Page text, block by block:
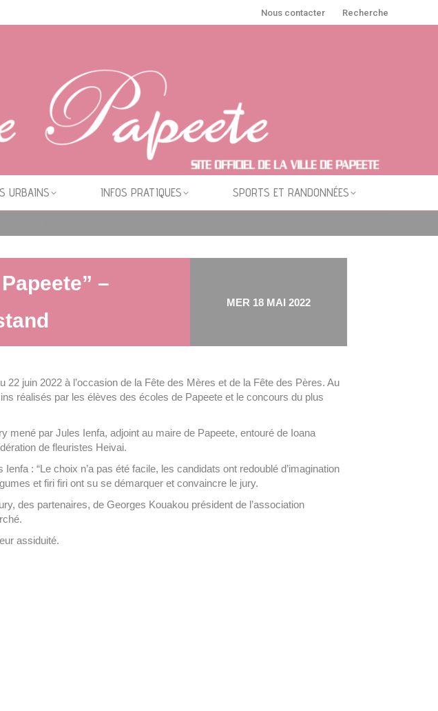
Nous contacter Recherche
URBAINS INFOS PRATIQUES SPORTS ET RANDONNÉES
–
MER 18 MAI 2022
juin 2022 à l’occasion de la Fête des Mères et de la Fête des Pères. Au
réalisés par les élèves des écoles de Papeete et le concours du plus
mené par Jules Ienfa, adjoint au maire de Papeete, entouré de Ioana
de fleuristes Heivai.
: “Le choix n’a pas été facile, les candidats ont redoublé d’imagination
et firi firi ont su se démarquer et convaincre le jury.
des partenaires, de Georges Kouakou président de l’association
assiduité.